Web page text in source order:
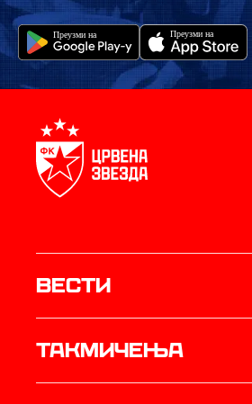
Вести
Такмичења